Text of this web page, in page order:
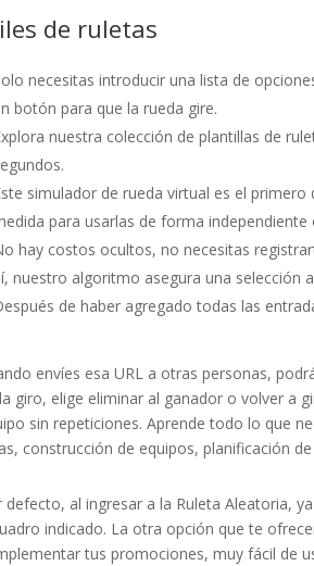
de ruletas
necesitas introducir una lista de
botón para que la rueda gire.
nuestra colección de plantillas de
simulador de rueda virtual es el
para usarlas de forma
hay costos ocultos, no necesitas
nuestro algoritmo asegura una selección
de haber agregado todas las
envíes esa URL a otras personas,
giro, elige eliminar al ganador o volver a
sin repeticiones. Aprende todo lo que
construcción de equipos, planificación
defecto, al ingresar a la Ruleta Aleatoria,
indicado. La otra opción que te
tus promociones, muy fácil de